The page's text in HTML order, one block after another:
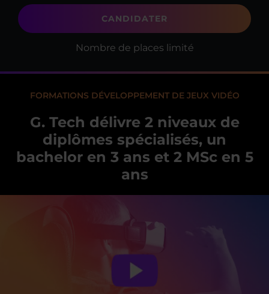
CANDIDATER
Nombre de places limité
FORMATIONS DÉVELOPPEMENT DE JEUX VIDÉO
G. Tech délivre 2 niveaux de
diplômes spécialisés, un
bachelor en 3 ans et 2 MSc en 5
ans